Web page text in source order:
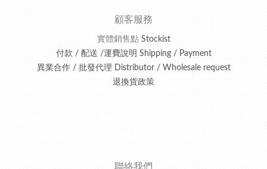
顧客服務
實體銷售點Stockist
付款 / 配送 /運費說明 Shipping / Payment
異業合作 / 批發代理 Distributor / Wholesale request
退換貨政策
聯絡我們